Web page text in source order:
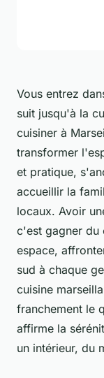
Vous entrez
suit jusqu'à la
cuisiner à
transformer
et pratique,
accueillir la
locaux. Avoir
c'est gagner du
espace,
sud à chaque
cuisine
franchement le
affirme la
un intérieur, du